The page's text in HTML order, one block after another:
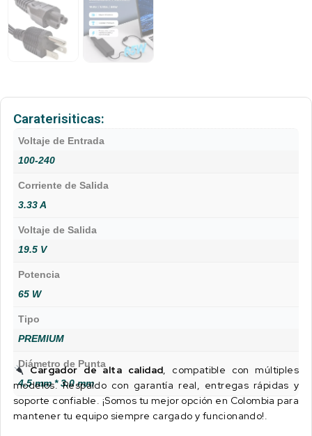
Caraterisiticas:
Voltaje de Entrada
100-240
Corriente de Salida
3.33 A
Voltaje de Salida
19.5 V
Potencia
65 W
Tipo
PREMIUM
Diámetro de Punta
4.5 mm * 3.0 mm
Cargador de alta calidad, compatible con múltiples
modelos. Respaldo con garantía real, entregas rápidas y
soporte confiable. ¡Somos tu mejor opción en Colombia para
mantener tu equipo siempre cargado y funcionando!.